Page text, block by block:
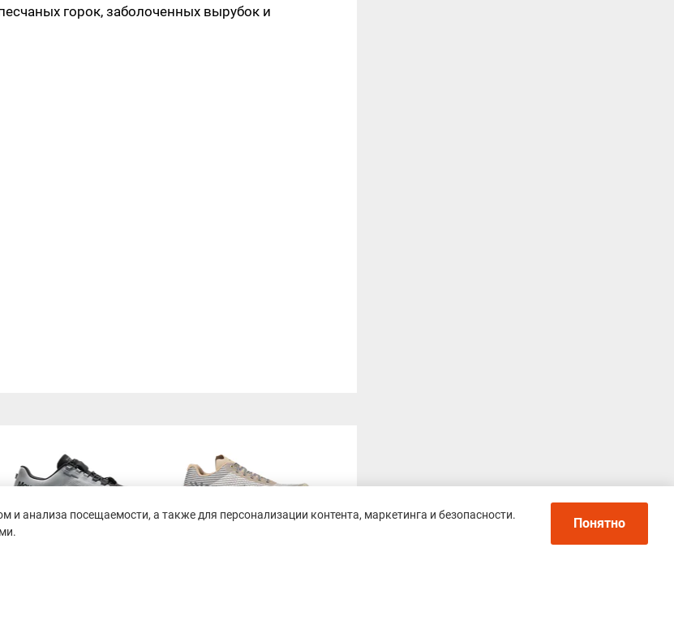
горок, заболоченных вырубок и
анализа посещаемости, а также для персонализации контента, маркетинга и безопасности.
Понятно